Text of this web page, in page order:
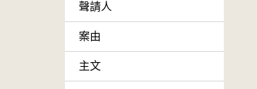
聲請人
案由
主文